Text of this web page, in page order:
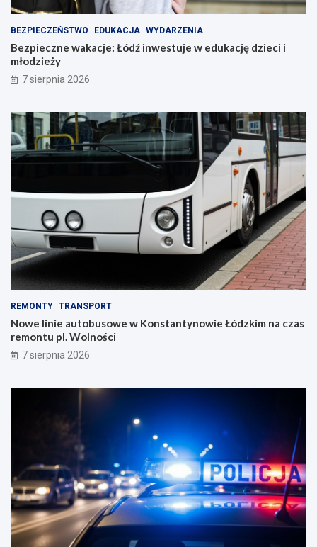
BEZPIECZEŃSTWO EDUKACJA WYDARZENIA
Bezpieczne wakacje: Łódź inwestuje w edukację dzieci i
młodzieży
7 sierpnia 2026
REMONTY TRANSPORT
Nowe linie autobusowe w Konstantynowie Łódzkim na czas
remontu pl. Wolności
7 sierpnia 2026